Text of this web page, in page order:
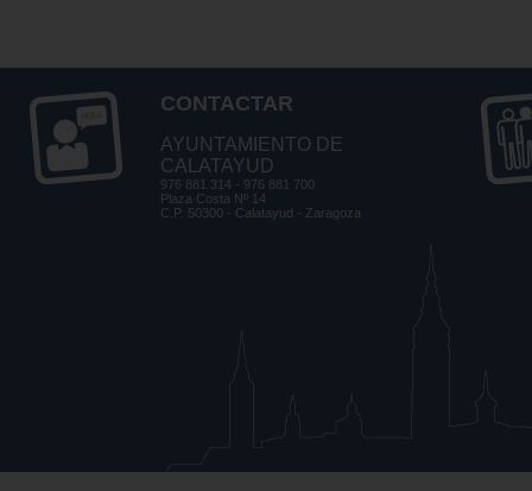
CONTACTAR
AYUNTAMIENTO DE
CALATAYUD
976 881 314 - 976 881 700
Plaza Costa Nº 14
C.P. 50300 - Calatayud - Zaragoza